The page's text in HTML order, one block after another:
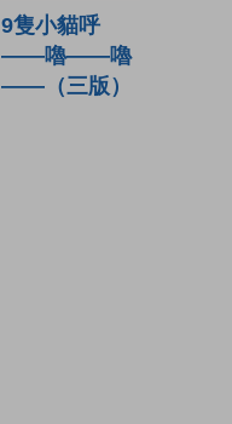
9隻小貓呼
——嚕——嚕
——（三版）